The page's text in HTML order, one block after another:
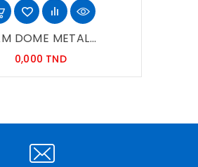
DOME METAL...
0,000 TNDPrix